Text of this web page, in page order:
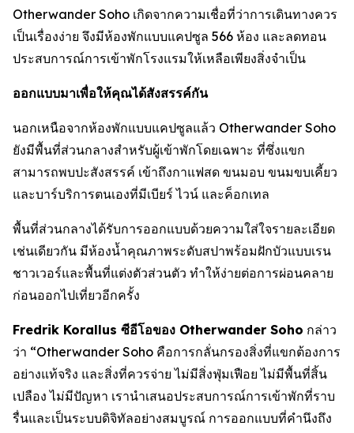
Otherwander Soho เกิดจากความเชื่อที่ว่าการเดินทางควร
เป็นเรื่องง่าย จึงมีห้องพักแบบแคปซูล 566 ห้อง และลดทอน
ประสบการณ์การเข้าพักโรงแรมให้เหลือเพียงสิ่งจำเป็น
ออกแบบมาเพื่อให้คุณได้สังสรรค์กัน
นอกเหนือจากห้องพักแบบแคปซูลแล้ว Otherwander Soho
ยังมีพื้นที่ส่วนกลางสำหรับผู้เข้าพักโดยเฉพาะ ที่ซึ่งแขก
สามารถพบปะสังสรรค์ เข้าถึงกาแฟสด ขนมอบ ขนมขบเคี้ยว
และบาร์บริการตนเองที่มีเบียร์ ไวน์ และค็อกเทล
พื้นที่ส่วนกลางได้รับการออกแบบด้วยความใส่ใจรายละเอียด
เช่นเดียวกัน มีห้องน้ำคุณภาพระดับสปาพร้อมฝักบัวแบบเรน
ชาวเวอร์และพื้นที่แต่งตัวส่วนตัว ทำให้ง่ายต่อการผ่อนคลาย
ก่อนออกไปเที่ยวอีกครั้ง
Fredrik Korallus ซีอีโอของ Otherwander Soho กล่าว
ว่า “Otherwander Soho คือการกลั่นกรองสิ่งที่แขกต้องการ
อย่างแท้จริง และสิ่งที่ควรจ่าย ไม่มีสิ่งฟุ่มเฟือย ไม่มีพื้นที่สิ้น
เปลือง ไม่มีปัญหา เรานำเสนอประสบการณ์การเข้าพักที่ราบ
รื่นและเป็นระบบดิจิทัลอย่างสมบูรณ์ การออกแบบที่คำนึงถึง